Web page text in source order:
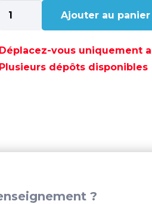
quantité
de
DE
VERROUILLAGE
Ajouter au panier
Déplacez-vous uniquement
Plusieurs dépôts disponibles
?